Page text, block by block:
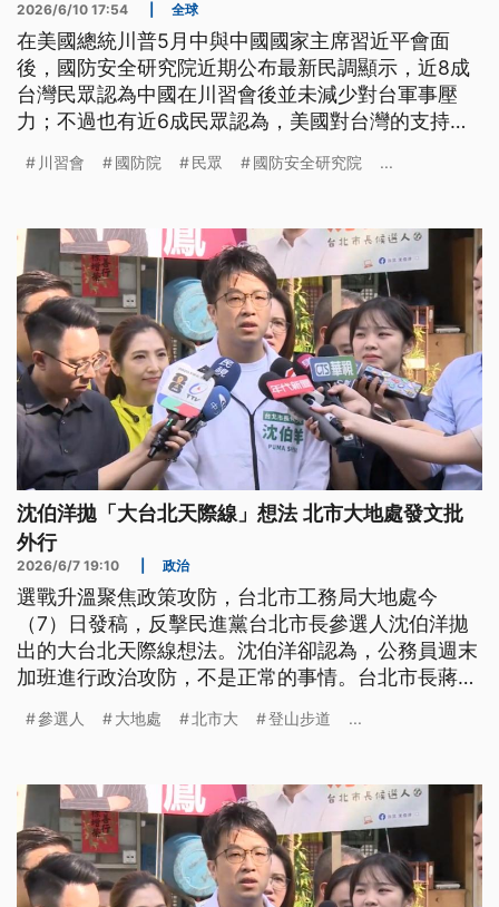
2026/6/10 17:54 全球
在美國總統川普5月中與中國國家主席習近平會面
後，國防安全研究院近期公布最新民調顯示，近8成
台灣民眾認為中國在川習會後並未減少對台軍事壓
力；不過也有近6成民眾認為，美國對台灣的支持未
川習會 國防院 民眾 國防安全研究院 ...
沈伯洋拋「大台北天際線」想法 北市大地處發文批
外行
2026/6/7 19:10 政治
選戰升溫聚焦政策攻防，台北市工務局大地處今
（7）日發稿，反擊民進黨台北市長參選人沈伯洋拋
出的大台北天際線想法。沈伯洋卻認為，公務員週末
加班進行政治攻防，不是正常的事情。台北市長蔣萬
定會出來澄清，會跟基層同仁站在一起。
參選人 大地處 北市大 登山步道 ...